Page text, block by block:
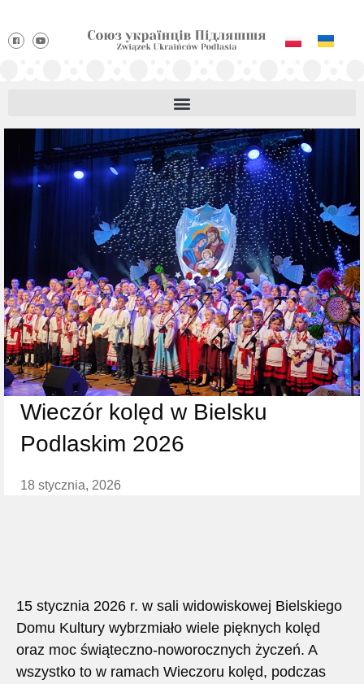
Wieczór kolęd w Bielsku
Podlaskim 2026
18 stycznia, 2026
15 stycznia 2026 r. w sali widowiskowej Bielskiego
Domu Kultury wybrzmiało wiele pięknych kolęd
oraz moc świąteczno-noworocznych życzeń. A
wszystko to w ramach Wieczoru kolęd, podczas